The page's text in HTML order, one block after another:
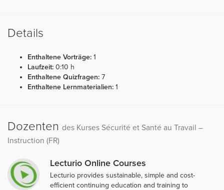
Details
Enthaltene Vorträge: 1
Laufzeit: 0:10 h
Enthaltene Quizfragen: 7
Enthaltene Lernmaterialien: 1
Dozenten des Kurses Sécurité et Santé au Travail –
Instruction (FR)
Lecturio Online Courses
Lecturio provides sustainable, simple and cost-
efficient continuing education and training to